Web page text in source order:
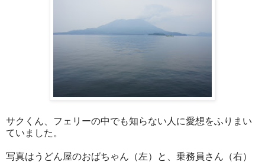
サクくん、フェリーの中でも知らない人に愛想をふりまい
ていました。
写真はうどん屋のおばちゃん（左）と、乗務員さん（右）